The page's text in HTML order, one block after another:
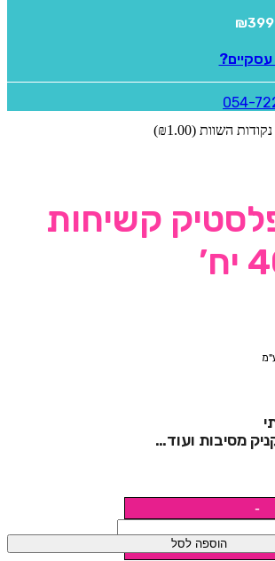
עסקיים?
054-
₪1.00
)
קשיחות
מסיבות ועוד…
של
סכינים
פלסטיק
הוספה לסל